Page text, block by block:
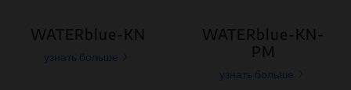
WATERblue-KN
узнать больше
WATERblue-KN-
PM
узнать больше